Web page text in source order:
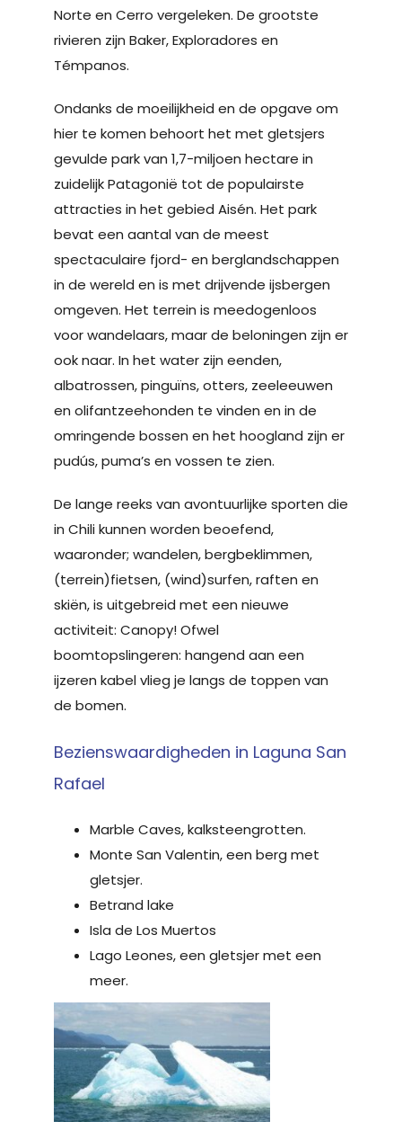
Norte en Cerro vergeleken. De grootste
rivieren zijn Baker, Exploradores en
Témpanos.
Ondanks de moeilijkheid en de opgave om
hier te komen behoort het met gletsjers
gevulde park van 1,7-miljoen hectare in
zuidelijk Patagonië tot de populairste
attracties in het gebied Aisén. Het park
bevat een aantal van de meest
spectaculaire fjord- en berglandschappen
in de wereld en is met drijvende ijsbergen
omgeven. Het terrein is meedogenloos
voor wandelaars, maar de beloningen zijn er
ook naar. In het water zijn eenden,
albatrossen, pinguïns, otters, zeeleeuwen
en olifantzeehonden te vinden en in de
omringende bossen en het hoogland zijn er
pudús, puma’s en vossen te zien.
De lange reeks van avontuurlijke sporten die
in Chili kunnen worden beoefend,
waaronder; wandelen, bergbeklimmen,
(terrein)fietsen, (wind)surfen, raften en
skiën, is uitgebreid met een nieuwe
activiteit: Canopy! Ofwel
boomtopslingeren: hangend aan een
ijzeren kabel vlieg je langs de toppen van
de bomen.
Bezienswaardigheden in Laguna San
Rafael
Marble Caves, kalksteengrotten.
Monte San Valentin, een berg met
gletsjer.
Betrand lake
Isla de Los Muertos
Lago Leones, een gletsjer met een
meer.